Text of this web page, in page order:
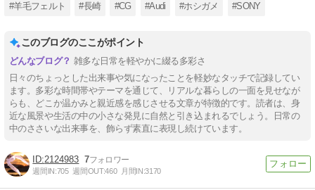
#羊毛フェルト #長崎 #CG #Audi #ホシガメ #SONY
このブログのここがポイント
雑多な日常を軽やかに綴る多彩さ
日々のちょっとした出来事や気になったことを軽妙なタッチで記録してい
ます。多彩な時間帯やテーマを通じて、リアルな暮らしの一面を見せなが
らも、どこか温かみと親近感を感じさせる文章が特徴的です。読者は、身
近な風景や生活の中の小さな発見に自然と引き込まれるでしょう。日常の
中のささいな出来事を、飾らず素直に表現し続けています。
2124983 7
週間IN:705 週間OUT:460 月間IN:3170